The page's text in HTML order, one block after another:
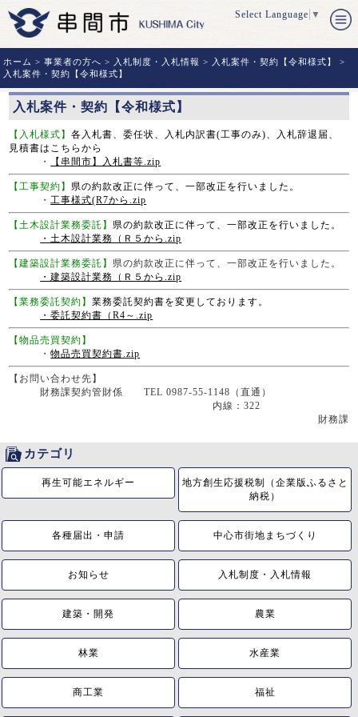
Select Language ▼
ホーム >事業者の方へ > 入札制度・入札情報 > 入札案件・契約【令和様式】
>
入札案件・契約【令和様式】
入札案件・契約【令和様式】
【入札様式】各入札書、委任状、入札内訳書(工事のみ)、入札辞退届、
見積書はこちらから
・
【串間市】入札書等.zip
【工事契約】 県の約款改正に伴って、一部改正を行いました。
・工事様式(R7から.zip
【土木設計業務委託】 県の約款改正に伴って、一部改正を行いました。
・土木設計業務（Ｒ５から.zip
【建築設計業務委託】 県の約款改正に伴って、一部改正を行いました。
・建築設計業務（Ｒ５から.zip
【業務委託契約】業務委託契約書を変更しております。
・委託契約書（R4～.zip
【物品売買契約】
・物品売買契約書.zip
【お問い合わせ先】
財務課契約管財係 TEL 0987-55-1148（直通）
内線：322
財務課
カテゴリ
再生可能エネルギー
地方創生応援税制（企業版ふるさと
納税）
各種届出・申請 中心市街地まちづくり
お知らせ 入札制度・入札情報
建築・開発 農業
林業 水産業
商工業 福祉